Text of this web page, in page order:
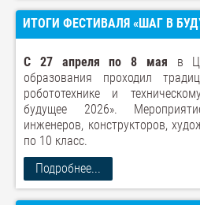
ИТОГИ ФЕСТИВАЛЯ «ШАГ В
С 27 апреля по 8 мая в
образования проходил
робототехнике и
будущее 2026».
инженеров, конструкторов,
по 10 класс.
Подробнее...